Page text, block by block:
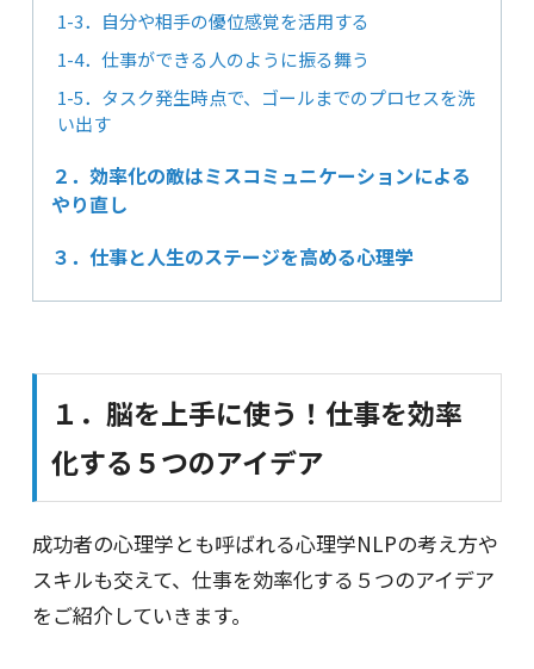
1-3．自分や相手の優位感覚を活用する
1-4．仕事ができる人のように振る舞う
1-5．タスク発生時点で、ゴールまでのプロセスを洗
い出す
２．効率化の敵はミスコミュニケーションによる
やり直し
３．仕事と人生のステージを高める心理学
１．脳を上手に使う！仕事を効率
化する５つのアイデア
成功者の心理学とも呼ばれる心理学NLPの考え方や
スキルも交えて、仕事を効率化する５つのアイデア
をご紹介していきます。